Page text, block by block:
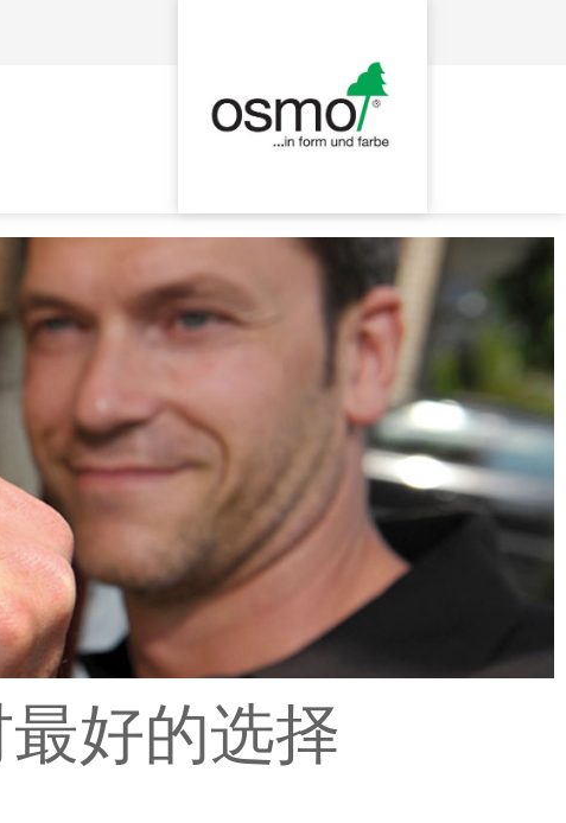
好的选择